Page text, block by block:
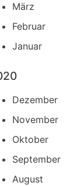
März
Februar
Januar
Dezember
November
Oktober
September
August